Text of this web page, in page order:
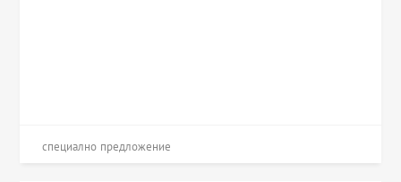
специално предложение